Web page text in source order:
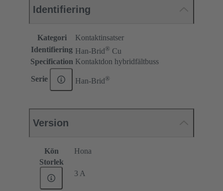
Identifiering
Kategori
Kontaktinsatser
Identifiering Han-Brid® Cu
Specification Kontaktdon hybridfältbuss
Serie Han-Brid®
Version
Kön
Hona
Storlek
3 A